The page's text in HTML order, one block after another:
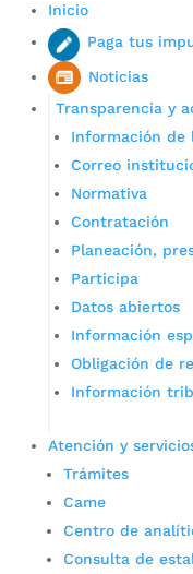
Inicio
Paga tus
Noticias
Transparencia y
Información de
Correo
Normativa
Contratación
Planeación,
Participa
Datos abiertos
Información
Obligación de
Información
Atención y
Trámites
Came
Centro de
Consulta de